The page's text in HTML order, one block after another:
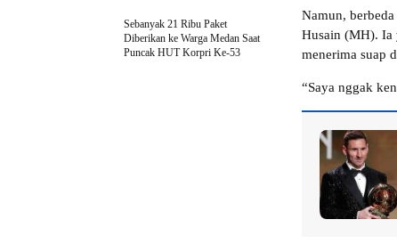
Namun,
Husain (MH). Ia
menerima suap
“Saya nggak
Sebanyak 21 Ribu Paket
Diberikan ke Warga Medan Saat
Puncak HUT Korpri Ke-53